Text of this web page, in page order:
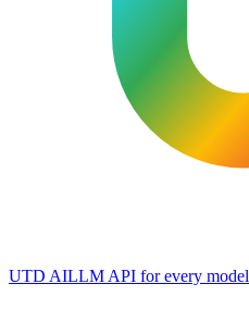
UTD AILLM API for every model